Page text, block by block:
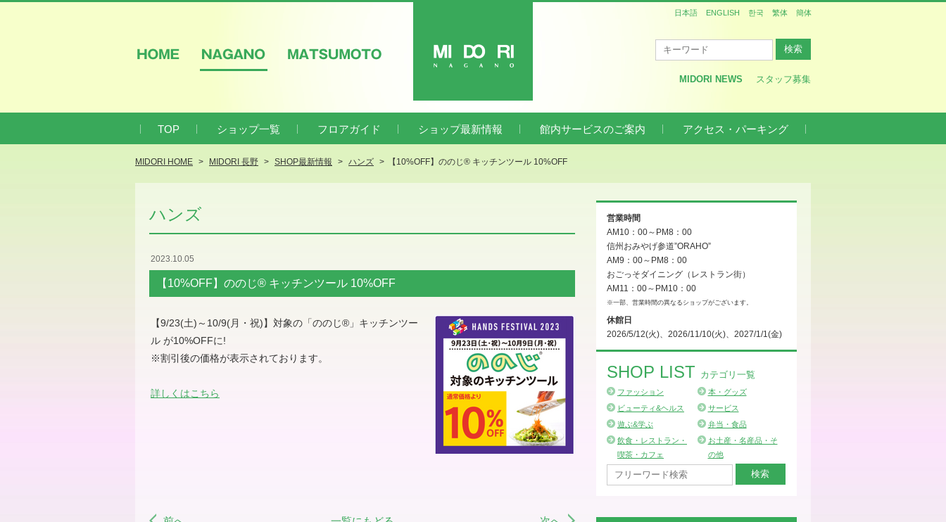
MIDORI NEWS
スタッフ募集
日本語 ENGLISH 한국 繁体 簡体
TOP ショップ一覧 フロアガイド ショップ最新情報 館内サービスのご案内 アクセス・パーキング
MIDORI HOME MIDORI 長野 SHOP最新情報 ハンズ 【10%OFF】ののじ® キッチンツール 10%OFF
ハンズ
2023.10.05
【10%OFF】ののじ® キッチンツール 10%OFF
【9/23(土) ～ 10/9(月・祝)】対象の「ののじ® 」キッチンツー
ル が10%OFFに!
※割引後の価格が表示されております。
詳しくはこちら
営業時間
AM10：00～PM8：00
信州おみやげ参道”ORAHO”
AM9：00～PM8：00
おごっそダイニング（レストラン街）
AM11：00～PM10：00
※一部、営業時間の異なるショップがございます。
休館日
2026/5/12(火)、2026/11/10(火)、2027/1/1(金)
SHOP LIST カテゴリ一覧
ファッション
本・グッズ
ビューティ&ヘルス
サービス
遊ぶ&学ぶ
弁当・食品
飲食・レストラン・
喫茶・カフェ
お土産・名産品・そ
の他